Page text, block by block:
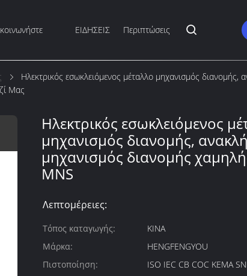
Μας
ΕΙΔΗΣΕΙΣ Περιπτώσεις
Ηλεκτρικός εσωκλειόμενος μέταλλο μηχανισμός διανομής,
Ηλεκτρικός εσωκλειόμενος
μηχανισμός διανομής,
μηχανισμός διανομής
MNS
Λεπτομέρειες:
Τόπος καταγωγής:
ΚΙΝΑ
Μάρκα:
HENGFENGYOU
Πιστοποίηση:
ISO IEC CB COC KEMA